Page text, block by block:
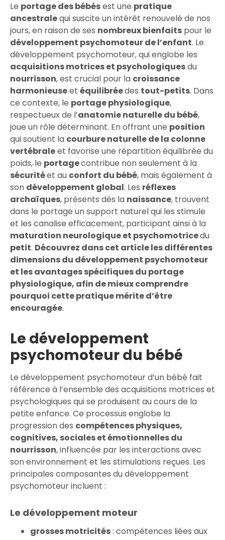
Le portage des bébésest une pratique
ancestralequi suscite un intérêt renouvelé de nos
jours, en raison de ses nombreux bienfaits pour le
développement psychomoteur de l’enfant. Le
développement psychomoteur, qui englobe les
acquisitions motrices et psychologiquesdu
nourrisson, est crucial pour la croissance
harmonieuseet équilibréedes tout-petits. Dans
ce contexte, le portage physiologique,
respectueux de l’anatomie naturelle du bébé,
joue un rôle déterminant. En offrant une position
qui soutient la courbure naturelle de la colonne
vertébraleet favorise une répartition équilibrée du
poids, le portagecontribue non seulement à la
sécuritéet au confort du bébé, mais également à
son développement global. Les réflexes
archaïques, présents dès la naissance, trouvent
dans le portage un support naturel qui les stimule
et les canalise efficacement, participant ainsi à la
maturation neurologique et psychomotricedu
petit. Découvrez dans cet article les différentes
dimensions du développement psychomoteur
et les avantages spécifiques du portage
physiologique, afin de mieux comprendre
pourquoi cette pratique mérite d’être
encouragée.
Le développement
psychomoteur du bébé
Le développement psychomoteur d’un bébé fait
référence à l’ensemble des acquisitions motrices et
psychologiques qui se produisent au cours de la
petite enfance. Ce processus englobe la
progression des compétences physiques,
cognitives, sociales et émotionnelles du
nourrisson, influencée par les interactions avec
son environnement et les stimulations reçues. Les
principales composantes du développement
psychomoteur incluent :
Le développement moteur
grosses motricités: compétences liées aux